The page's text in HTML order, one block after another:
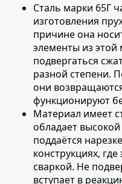
Сталь марки 65Г
изготовления
причине она
элементы из этой
подвергаться
разной степени.
они
функционируют
Материал имеет
обладает
поддаётся
конструкциях,
сваркой. Не
вступает в